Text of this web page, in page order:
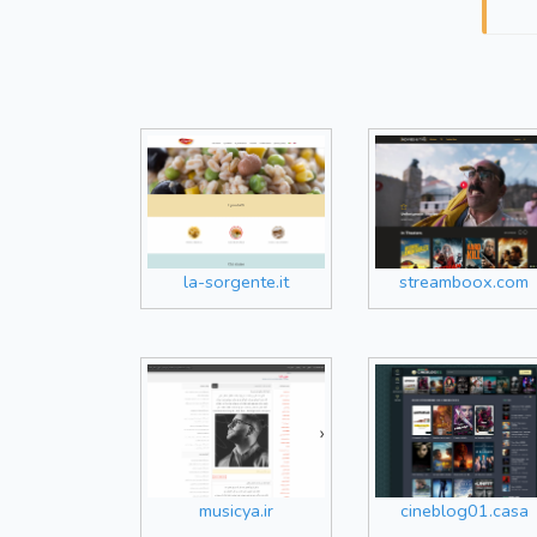
la-sorgente.it streamboox.com
musicya.ir cineblog01.casa